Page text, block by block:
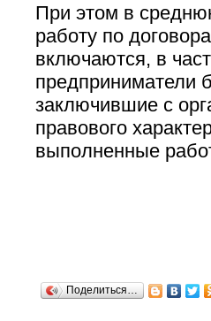
При этом в
работу по
включаются, в
предприниматели
заключившие с
правового
выполненные
Поделиться…